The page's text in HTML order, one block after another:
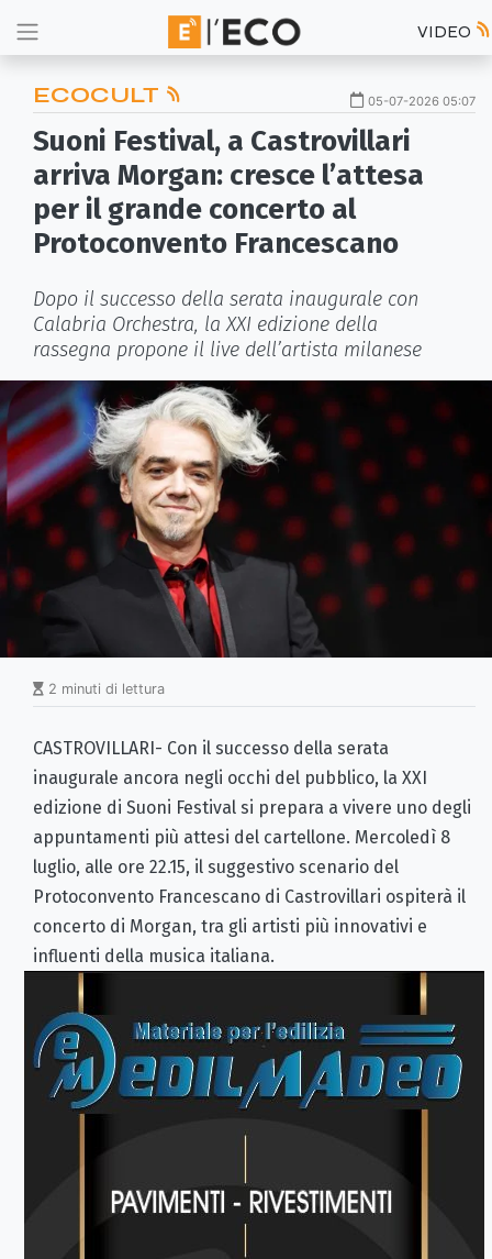
VIDEO
ECOCULT 05-07-2026 05:07
Suoni Festival, a Castrovillari
arriva Morgan: cresce l’attesa
per il grande concerto al
Protoconvento Francescano
Dopo il successo della serata inaugurale con
Calabria Orchestra, la XXI edizione della
rassegna propone il live dell’artista milanese
2 minuti di lettura
CASTROVILLARI- Con il successo della serata
inaugurale ancora negli occhi del pubblico, la XXI
edizione di Suoni Festival si prepara a vivere uno degli
appuntamenti più attesi del cartellone. Mercoledì 8
luglio, alle ore 22.15, il suggestivo scenario del
Protoconvento Francescano di Castrovillari ospiterà il
concerto di Morgan, tra gli artisti più innovativi e
influenti della musica italiana.